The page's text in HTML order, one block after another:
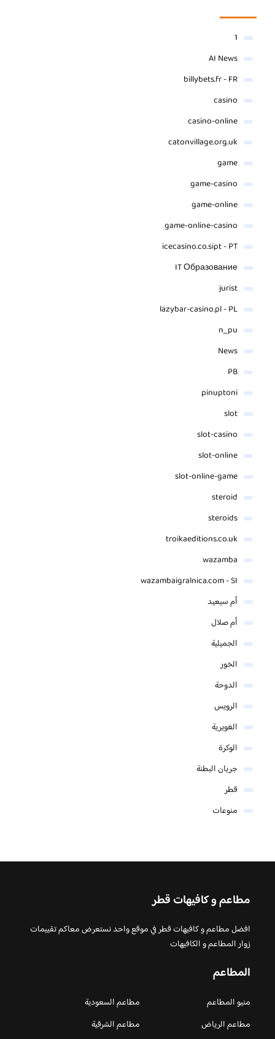
1
AI News
billybets.fr - FR
casino
casino-online
catonvillage.org.uk
game
game-casino
game-online
game-online-casino
icecasino.co.sipt - PT
IT Образование
jurist
lazybar-casino.pl - PL
n_pu
News
PB
pinuptoni
slot
slot-casino
slot-online
slot-online-game
steroid
steroids
troikaeditions.co.uk
wazamba
wazambaigralnica.com - SI
أم سيعيد
أم صلال
الجميلية
الخور
الدوحة
الرويس
الغويرية
الوكرة
جريان البطنة
قطر
منوعات
مطاعم و كافيهات قطر
افضل مطاعم و كافيهات قطر في موقع واحد نستعرض معاكم تقييمات
زوار المطاعم و الكافيهات
المطاعم
منيو المطاعم
مطاعم السعودية
مطاعم الرياض
مطاعم الشرقية